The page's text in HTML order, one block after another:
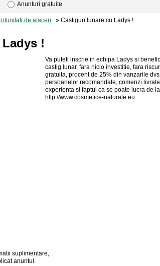
Anunturi gratuite
de afaceri » Castiguri lunare cu Ladys !
!
Va puteti inscrie in echipa Ladys si
castig lunar, fara nicio investitie, fara
gratuita, procent de 25% din vanzarile
persoanelor recomandate, comenzi
experienta si faptul ca se poate lucra de
http://www.cosmetice-naturale.eu
suplimentare,
anuntul.